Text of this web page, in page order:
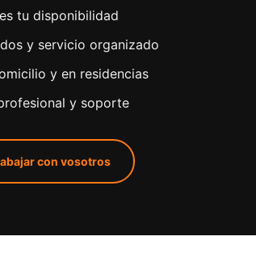
tu disponibilidad
y servicio organizado
y en residencias
y soporte
con vosotros